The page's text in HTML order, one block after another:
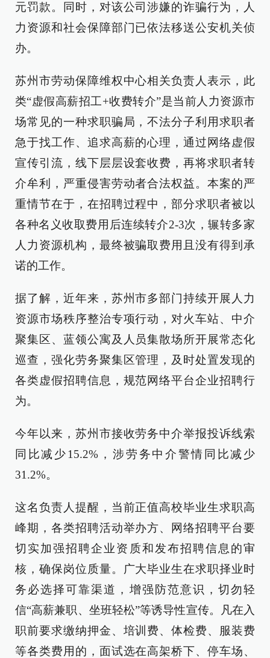
元罚款。同时，对该公司涉嫌的诈骗行为，人
力资源和社会保障部门已依法移送公安机关侦
办。
苏州市劳动保障维权中心相关负责人表示，此
类“虚假高薪招工+收费转介”是当前人力资源市
场常见的一种求职骗局，不法分子利用求职者
急于找工作、追求高薪的心理，通过网络虚假
宣传引流，线下层层设套收费，再将求职者转
介牟利，严重侵害劳动者合法权益。本案的严
重情节在于，在招聘过程中，部分求职者被以
各种名义收取费用后连续转介2-3次，辗转多家
人力资源机构，最终被骗取费用且没有得到承
诺的工作。
据了解，近年来，苏州市多部门持续开展人力
资源市场秩序整治专项行动，对火车站、中介
聚集区、蓝领公寓及人员集散场所开展常态化
巡查，强化劳务聚集区管理，及时处置发现的
各类虚假招聘信息，规范网络平台企业招聘行
为。
今年以来，苏州市接收劳务中介举报投诉线索
同比减少15.2%，涉劳务中介警情同比减少
31.2%。
这名负责人提醒，当前正值高校毕业生求职高
峰期，各类招聘活动举办方、网络招聘平台要
切实加强招聘企业资质和发布招聘信息的审
核，确保岗位质量。广大毕业生在求职择业时
务必选择可靠渠道，增强防范意识，切勿轻
信“高薪兼职、坐班轻松”等诱导性宣传。凡在入
职前要求缴纳押金、培训费、体检费、服装费
等各类费用的，面试选在高架桥下、停车场、